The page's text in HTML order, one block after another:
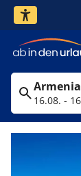
16.08. -